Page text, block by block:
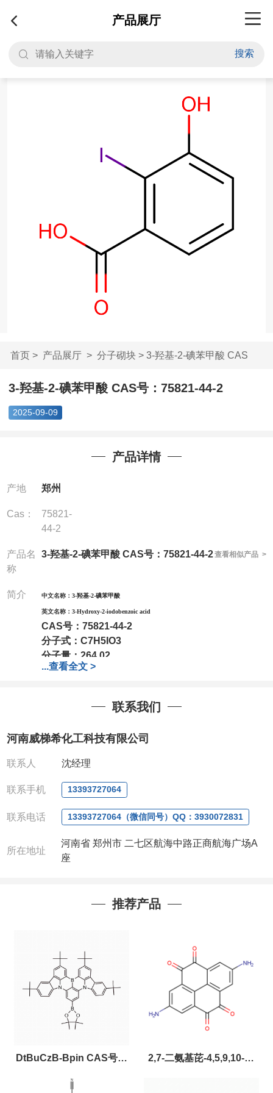
产品展厅
搜索
首页> 产品展厅> 分子砌块> 3-羟基-2-碘苯甲酸 CAS
号...
3-羟基-2-碘苯甲酸 CAS号：75821-44-2
2025-09-09
产品详情
产地 郑州
Cas：
75821-
44-2
产品名
称
3-羟基-2-碘苯甲酸 CAS号：75821-44-2查看相似产品 >
简介 中文名称： 3-羟基-2-碘苯甲酸
英文名称： 3-Hydroxy-2-iodobenzoic acid
CAS号： 75821-44-2
分子式： C7H5IO3
分子量： 264.02
包装：1Mg ; 5Mg;10Mg ;100Mg;250Mg ;500Mg
我司对高校及科研单位先发货和
作中有用到的试剂,欢迎前来询购,如若出现质量问题,
63377391/13393727064
QQ:3930072831
联系人: 沈晓东(欢迎致电,或QQ、微信联系)
...查看全文 >
联系我们
河南威梯希化工科技有限公司
联系人 沈经理
联系手机 13393727064
联系电话 13393727064（微信同号）QQ：3930072831
所在地址
河南省 郑州市 二七区航海中路正商航海广场A
座
推荐产品
DtBuCzB-Bpin CAS号：
2643331-97-7
2,7-二氨基芘-4,5,9,10-四